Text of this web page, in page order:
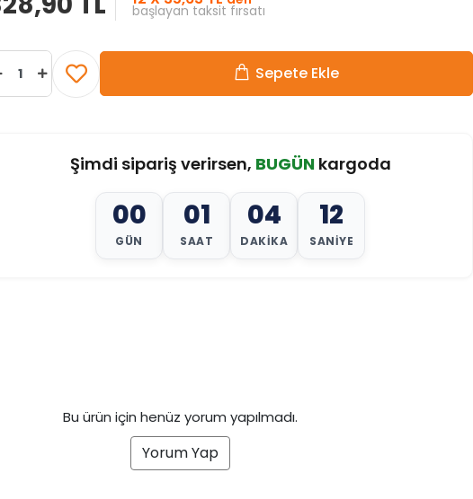
başlayan taksit fırsatı
Sepete Ekle
Şimdi sipariş verirsen, BUGÜNkargoda
00
GÜN
01
SAAT
04
DAKIKA
10
SANIYE
Bu ürün için henüz yorum yapılmadı.
Yorum Yap